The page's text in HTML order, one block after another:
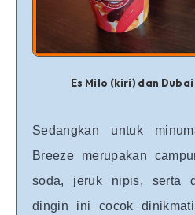
Es Milo (kiri) dan
Sedangkan untuk
Breeze merupakan
soda, jeruk nipis, serta
dingin ini cocok